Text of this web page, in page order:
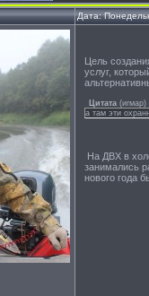
Дата:
Цель
услуг,
Цитата (игмар)
а там эти
На ДВХ в
занимались
нового года